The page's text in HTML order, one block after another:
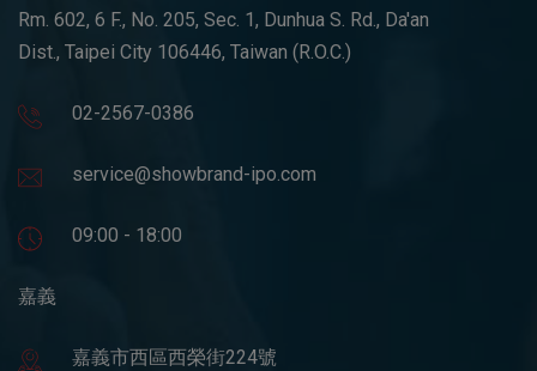
Rm. 602, 6 F., No. 205, Sec. 1, Dunhua S. Rd., Da'an
Dist., Taipei City 106446, Taiwan (R.O.C.)
02-2567-0386
service@showbrand-ipo.com
09:00 - 18:00
嘉義
嘉義市西區西榮街224號